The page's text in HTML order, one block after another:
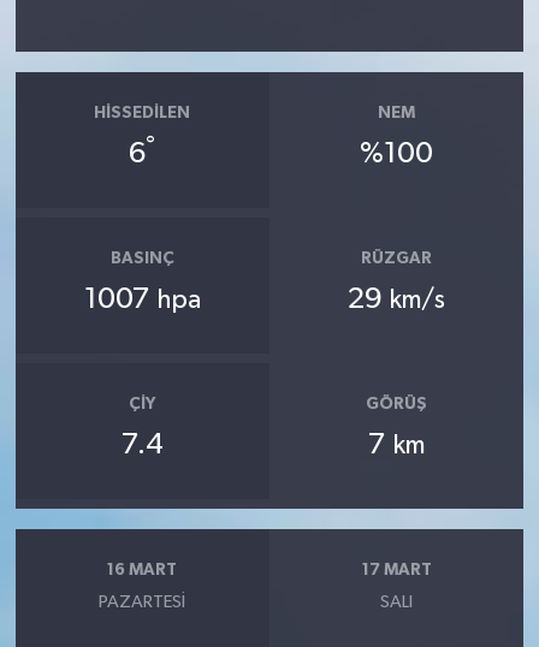
HISSEDILEN
6°
NEM
%100
BASINÇ
1007 hpa
RÜZGAR
29 km/s
ÇIY
7.4
GÖRÜŞ
7 km
16 MART
PAZARTESI
17 MART
SALI